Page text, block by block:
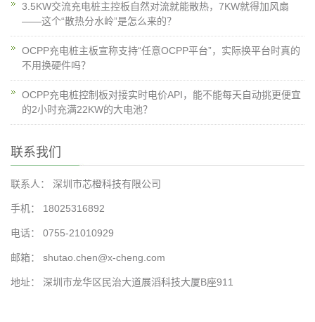
3.5KW交流充电桩主控板自然对流就能散热，7KW就得加风扇
——这个“散热分水岭”是怎么来的？
OCPP充电桩主板宣称支持“任意OCPP平台”，实际换平台时真的
不用换硬件吗？
OCPP充电桩控制板对接实时电价API，能不能每天自动挑更便宜
的2小时充满22KW的大电池？
联系我们
联系人： 深圳市芯橙科技有限公司
手机： 18025316892
电话： 0755-21010929
邮箱： shutao.chen@x-cheng.com
地址： 深圳市龙华区民治大道展滔科技大厦B座911